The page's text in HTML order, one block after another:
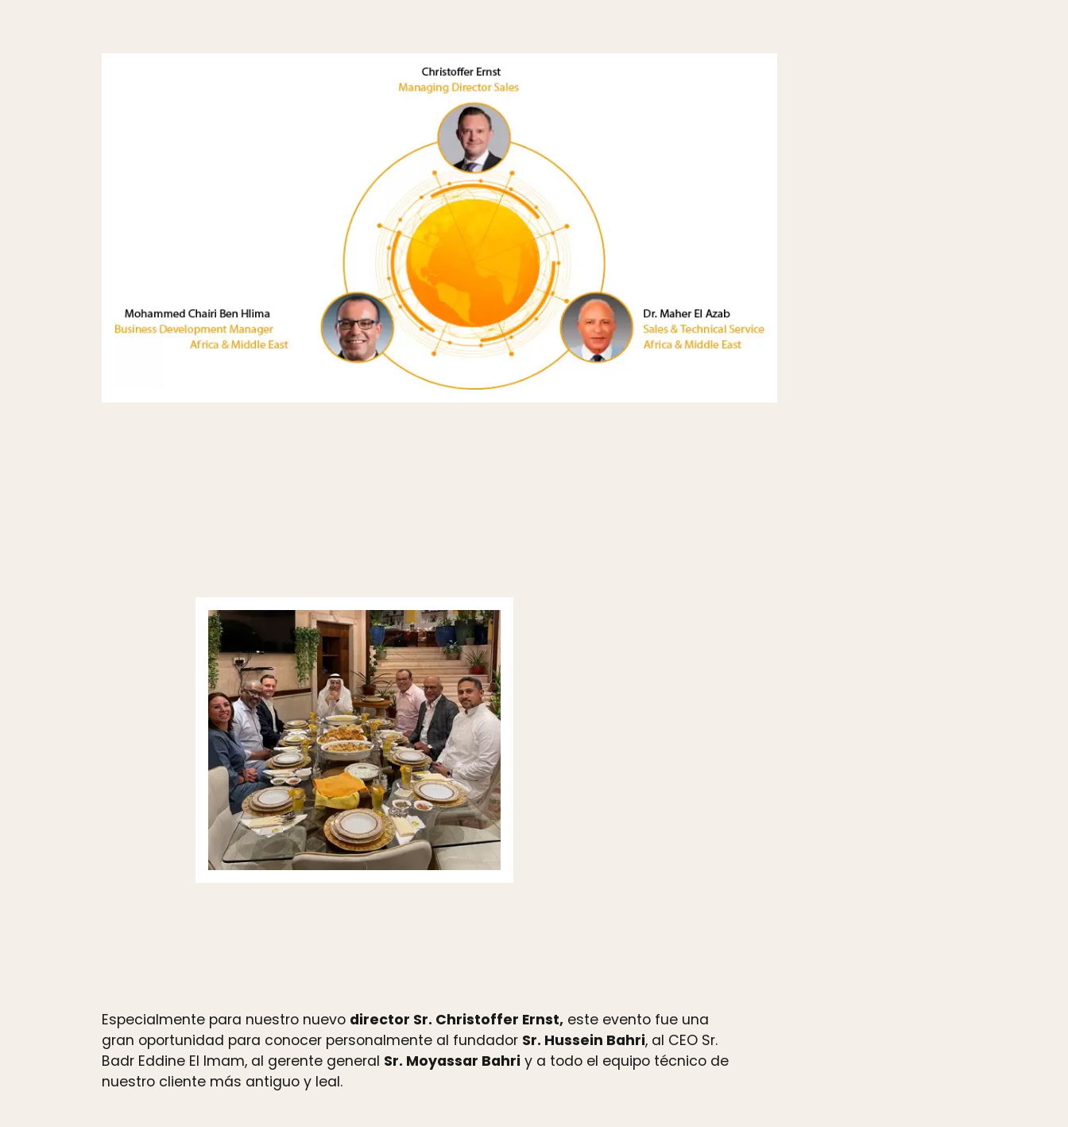
Especialmente para nuestro nuevo director Sr. Christoffer Ernst, este evento fue una
gran oportunidad para conocer personalmente al fundador Sr. Hussein Bahri, al CEO Sr.
Badr Eddine El Imam, al gerente general Sr. Moyassar Bahri y a todo el equipo técnico de
nuestro cliente más antiguo y leal.